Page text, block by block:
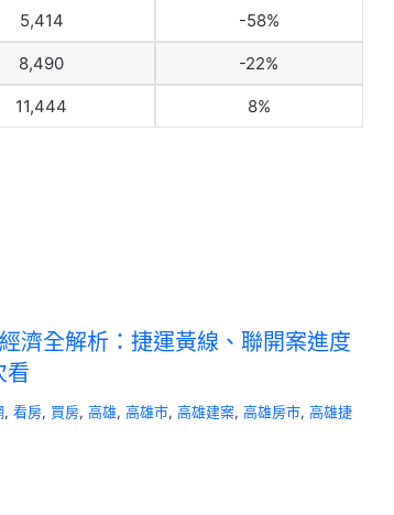
5,414 -58%
8,490 -22%
11,444 8%
濟全解析：捷運黃線、聯開案進度
看
, 看房, 買房, 高雄, 高雄市, 高雄建案, 高雄房市, 高雄捷